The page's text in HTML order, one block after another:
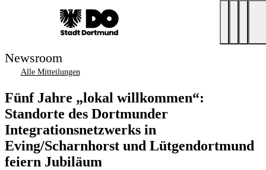
Newsroom
Alle Mitteilungen
Fünf Jahre „lokal willkommen“:
Standorte des Dortmunder
Integrationsnetzwerks in
Eving/Scharnhorst und Lütgendortmund
feiern Jubiläum